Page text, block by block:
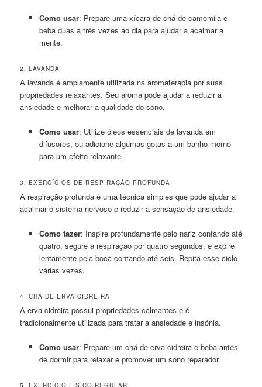
Como usar: Prepare uma xícara de chá de camomila e
beba duas a três vezes ao dia para ajudar a acalmar a
mente.
2. LAVANDA
A lavanda é amplamente utilizada na aromaterapia por suas
propriedades relaxantes. Seu aroma pode ajudar a reduzir a
ansiedade e melhorar a qualidade do sono.
Como usar: Utilize óleos essenciais de lavanda em
difusores, ou adicione algumas gotas a um banho morno
para um efeito relaxante.
3. EXERCÍCIOS DE RESPIRAÇÃO PROFUNDA
A respiração profunda é uma técnica simples que pode ajudar a
acalmar o sistema nervoso e reduzir a sensação de ansiedade.
Como fazer: Inspire profundamente pelo nariz contando até
quatro, segure a respiração por quatro segundos, e expire
lentamente pela boca contando até seis. Repita esse ciclo
várias vezes.
4. CHÁ DE ERVA-CIDREIRA
A erva-cidreira possui propriedades calmantes e é
tradicionalmente utilizada para tratar a ansiedade e insônia.
Como usar: Prepare um chá de erva-cidreira e beba antes
de dormir para relaxar e promover um sono reparador.
5. EXERCÍCIO FÍSICO REGULAR